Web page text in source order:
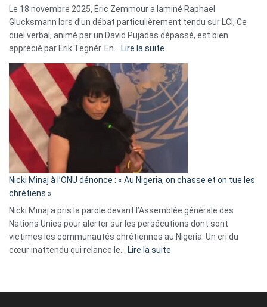
fake
news
»
Le 18 novembre 2025, Éric Zemmour a laminé Raphaël
Glucksmann lors d’un débat particulièrement tendu sur LCI, Ce
duel verbal, animé par un David Pujadas dépassé, est bien
apprécié par Erik Tegnér. En…
Lire la suite
Tegnér
exulte
« Zemmour
a
tout
parle
ses
tripes »
Nicki Minaj à l’ONU dénonce : « Au Nigeria, on chasse et on tue les
chrétiens »
Nicki Minaj a pris la parole devant l’Assemblée générale des
Nations Unies pour alerter sur les persécutions dont sont
victimes les communautés chrétiennes au Nigeria. Un cri du
cœur inattendu qui relance le…
Lire la suite